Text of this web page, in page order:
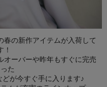
の新作アイテムが入荷して
！
オーバーや昨年もすぐに完売
た
が今すぐ手に入ります♪